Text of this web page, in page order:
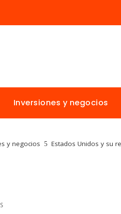
Inversiones y negocios
y negocios Estados Unidos y su